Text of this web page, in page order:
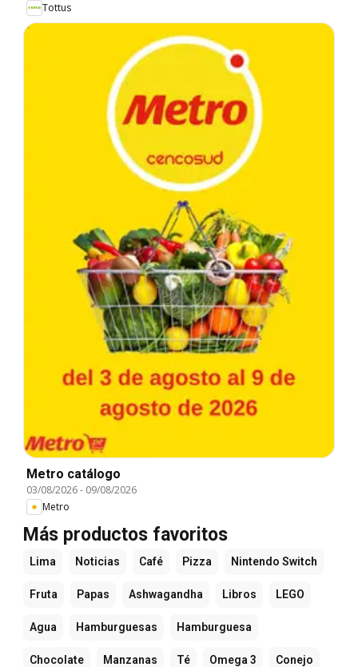
Tottus
Metro catálogo
03/08/2026- 09/08/2026
Metro
Más productos favoritos
Lima Noticias Café Pizza Nintendo Switch
Fruta Papas Ashwagandha Libros LEGO
Agua Hamburguesas Hamburguesa
Chocolate Manzanas Té Omega 3 Conejo